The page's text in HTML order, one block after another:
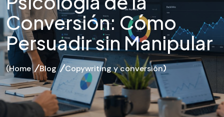
Conversión: Cómo
Persuadir sin Manipular
Home Blog Copywriting y conversión